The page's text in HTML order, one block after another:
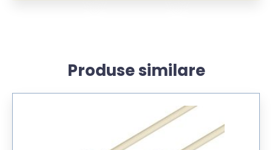
Produse similare